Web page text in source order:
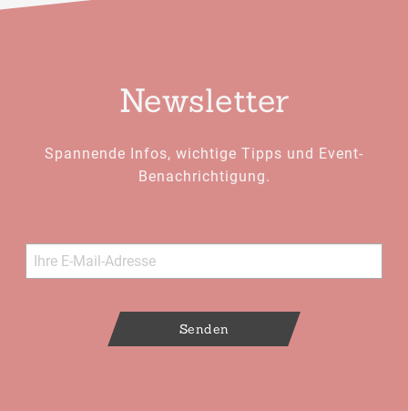
Newsletter
Spannende Infos, wichtige Tipps und Event-
Benachrichtigung.
Senden